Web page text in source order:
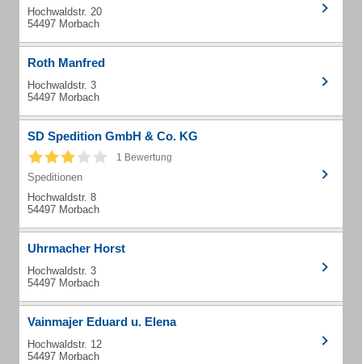
Hochwaldstr. 20
54497 Morbach
Roth Manfred
Hochwaldstr. 3
54497 Morbach
SD Spedition GmbH & Co. KG
1 Bewertung
Speditionen
Hochwaldstr. 8
54497 Morbach
Uhrmacher Horst
Hochwaldstr. 3
54497 Morbach
Vainmajer Eduard u. Elena
Hochwaldstr. 12
54497 Morbach